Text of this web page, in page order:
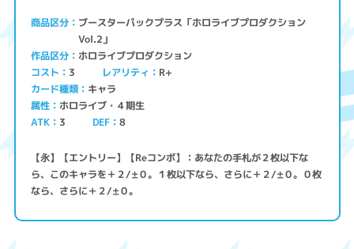
商品区分 ブースターパックプラス「ホロライブプロダクション
Vol.2」
作品区分 ホロライブプロダクション
コスト 3 レアリティ R+
カード種類 キャラ
属性 ホロライブ・４期生
ATK 3 DEF 8
【永】【エントリー】【Reコンボ】：あなたの手札が２枚以下な
ら、このキャラを＋２/±０。１枚以下なら、さらに＋２/±０。０枚
なら、さらに＋２/±０。